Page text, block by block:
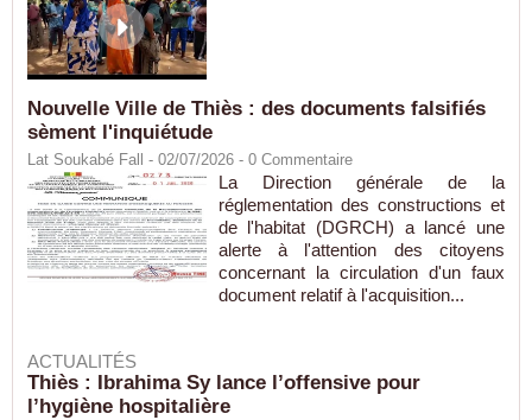
Nouvelle Ville de Thiès : des documents falsifiés
sèment l'inquiétude
Lat Soukabé Fall - 02/07/2026 - 0 Commentaire
La Direction générale de la
réglementation des constructions et
de l'habitat (DGRCH) a lancé une
alerte à l'attention des citoyens
concernant la circulation d'un faux
document relatif à l'acquisition...
ACTUALITÉS
Thiès : Ibrahima Sy lance l’offensive pour
l’hygiène hospitalière